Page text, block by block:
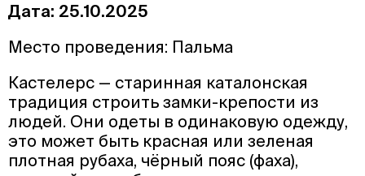
Дата: 25.10.2025
Место проведения: Пальма
Кастелерс — старинная каталонская
традиция строить замки-крепости из
людей. Они одеты в одинаковую одежду,
это может быть красная или зеленая
плотная рубаха, чёрный пояс (фаха),